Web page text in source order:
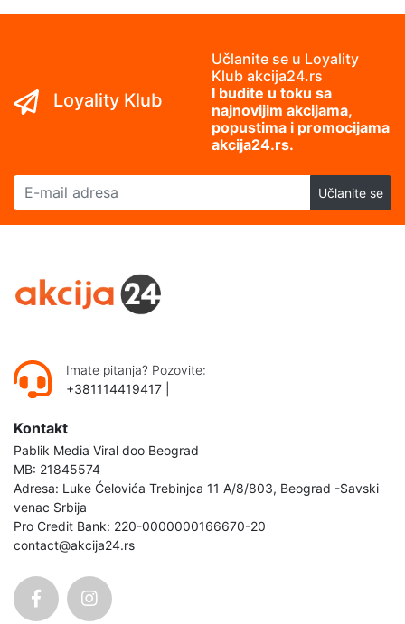
Loyality Klub
Učlanite se u Loyality
Klub akcija24.rs
I budite u toku sa
najnovijim akcijama,
popustima i promocijama
akcija24.rs.
E-mail adresa
Učlanite se
Imate pitanja? Pozovite:
+381114419417
Kontakt
Pablik Media Viral doo Beograd
MB: 21845574
Adresa: Luke Ćelovića Trebinjca 11 A/8/803, Beograd -Savski
venac Srbija
Pro Credit Bank: 220-0000000166670-20
contact@akcija24.rs